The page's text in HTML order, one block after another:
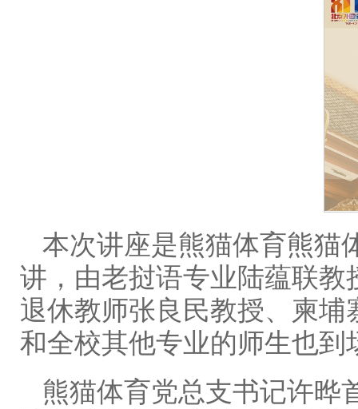
本次讲座是熊猫体育熊
讲，由老挝语专业陆蕴联
退休教师张良民教授、柬
和全校其他专业的师生也到
熊猫体育党总支书记许晔